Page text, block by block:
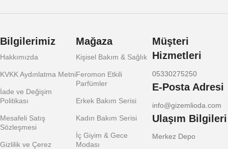
Bilgilerimiz
Hakkımızda
KVKK Aydınlatma Metni
İade ve Değişim
Politikası
Mesafeli Satış
Sözleşmesi
Gizlilik ve Çerez
Mağaza
Kişisel Bakım & Sağlık
Feromon Etkili
Parfümler
Erkek Bakım Serisi
Kadın Bakım Serisi
İç Giyim & Gece
Modası
Müşteri
Hizmetleri
05330275250
E-Posta Adresi
info@gizemlioda.com
Ulaşım Bilgileri
Merkez Depo